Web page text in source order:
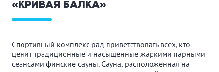
«КРИВАЯ БАЛКА»
Спортивный комплекс рад приветствовать всех, кто
ценит традиционные и насыщенные жаркими парными
сеансами финские сауны. Сауна, расположенная на